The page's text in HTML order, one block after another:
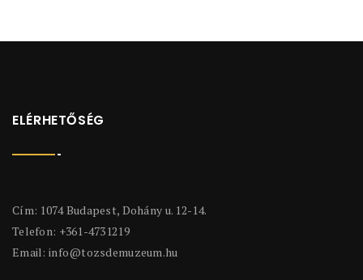
ELÉRHETŐSÉG
Cím: 1074 Budapest, Dohány u. 12-14.
Telefon: +361-4731219
Email: info@tozsdemuzeum.hu